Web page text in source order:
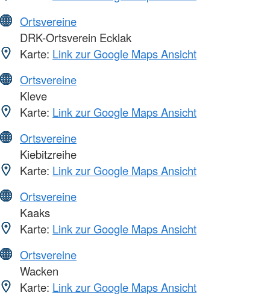
Ortsvereine
DRK-Ortsverein Ecklak
Karte: Link zur Google Maps Ansicht
Ortsvereine
Kleve
Karte: Link zur Google Maps Ansicht
Ortsvereine
Kiebitzreihe
Karte: Link zur Google Maps Ansicht
Ortsvereine
Kaaks
Karte: Link zur Google Maps Ansicht
Ortsvereine
Wacken
Karte: Link zur Google Maps Ansicht